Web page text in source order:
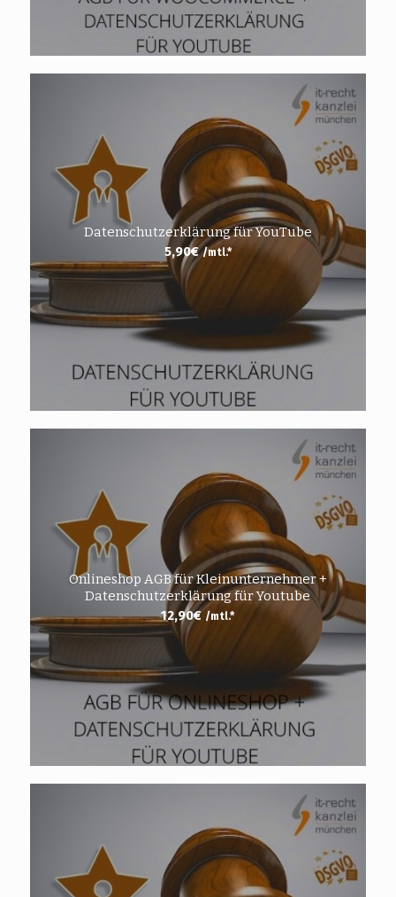
Datenschutzerklärung für YouTube
5,90€ /mtl.*
Onlineshop AGB für Kleinunternehmer +
Datenschutzerklärung für Youtube
12,90€ /mtl.*